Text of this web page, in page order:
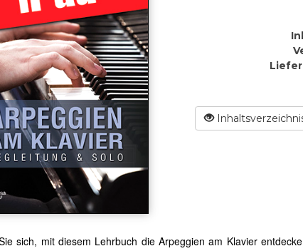
sich, mit diesem Lehrbuch die Arpeggien am Klavier